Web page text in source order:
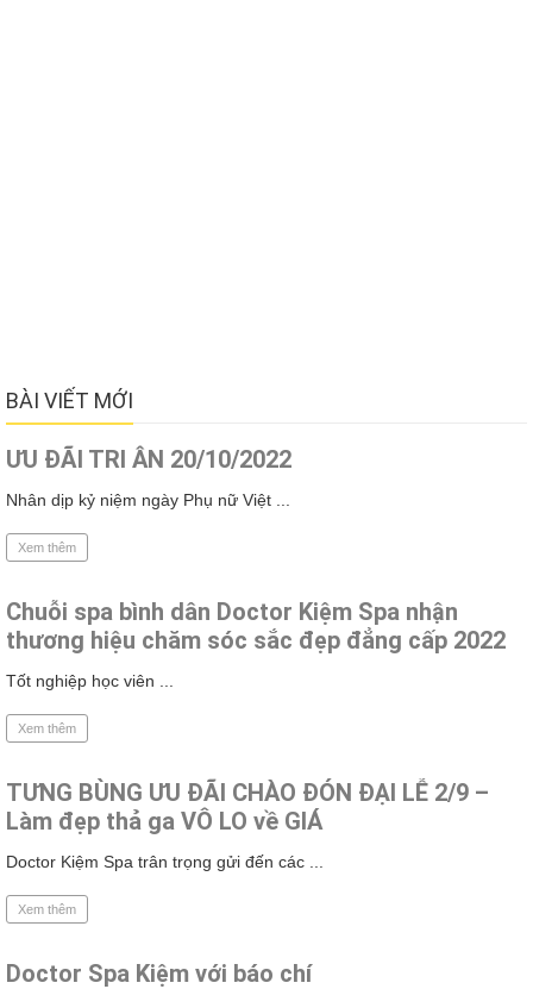
BÀI VIẾT MỚI
ƯU ĐÃI TRI ÂN 20/10/2022
Nhân dịp kỷ niệm ngày Phụ nữ Việt ...
Xem thêm
Chuỗi spa bình dân Doctor Kiệm Spa nhận
thương hiệu chăm sóc sắc đẹp đẳng cấp 2022
Tốt nghiệp học viên ...
Xem thêm
TƯNG BÙNG ƯU ĐÃI CHÀO ĐÓN ĐẠI LỄ 2/9 –
Làm đẹp thả ga VÔ LO về GIÁ
Doctor Kiệm Spa trân trọng gửi đến các ...
Xem thêm
Doctor Spa Kiệm với báo chí